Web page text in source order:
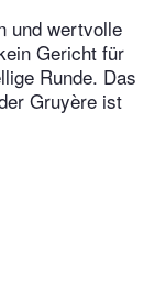
und wertvolle
Gericht für
Runde. Das
Gruyère ist